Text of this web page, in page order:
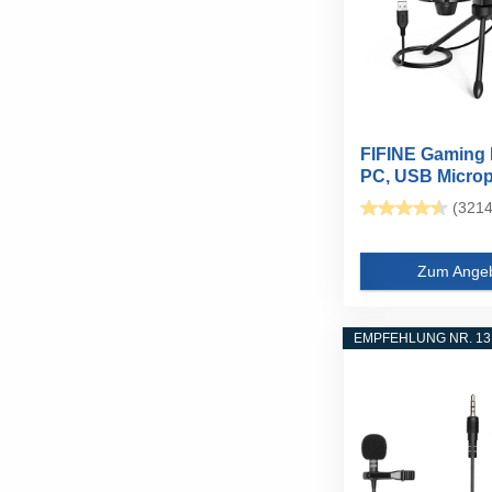
FIFINE
PC, USB
für...
Zum
EMPFEHLUNG NR. 13